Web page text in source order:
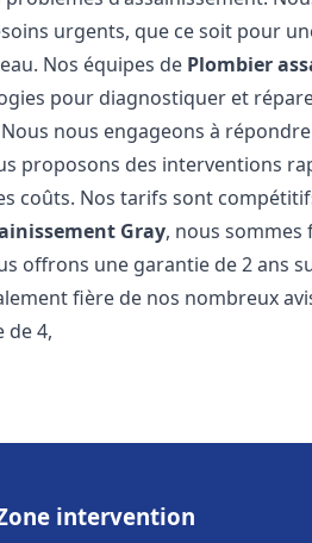
urgents, que ce soit pour
Nos équipes de Plombier
pour diagnostiquer et
nous engageons à
proposons des interventions
coûts. Nos tarifs sont
Gray, nous sommes
offrons une garantie de 2 ans
fière de nos nombreux
de 4,
intervention